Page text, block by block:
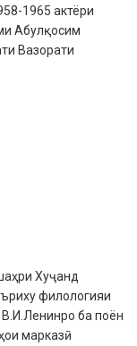
1965 актёри
Абулқосим
Вазорати
Хуҷанд
филологияи
ба поён
марказӣ